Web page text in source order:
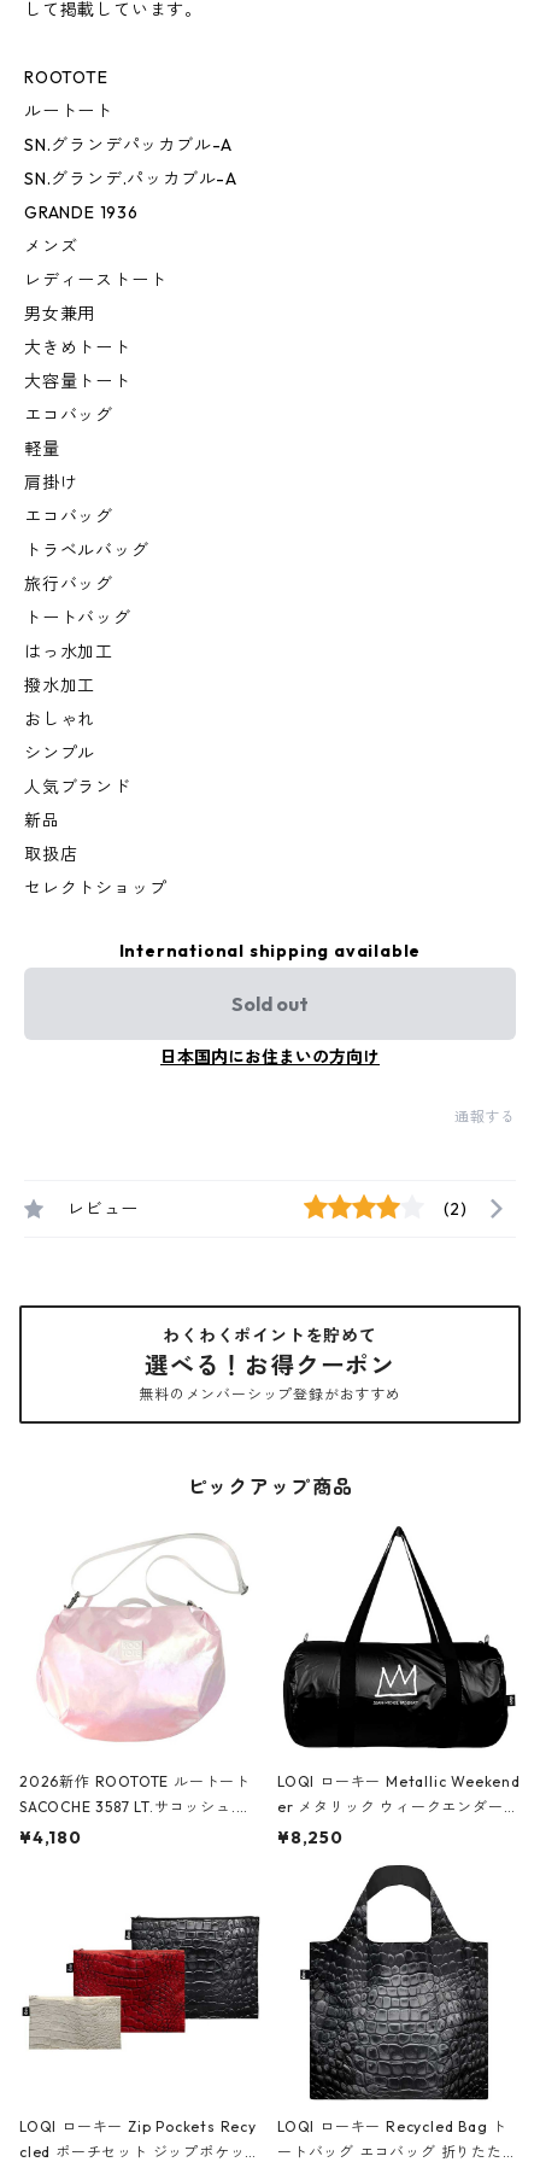
して掲載しています。
ROOTOTE
ルートート
SN.グランデパッカブル-A
SN.グランデ.パッカブル-A
GRANDE 1936
メンズ
レディーストート
男女兼用
大きめトート
大容量トート
エコバッグ
軽量
肩掛け
エコバッグ
トラベルバッグ
旅行バッグ
トートバッグ
はっ水加工
撥水加工
おしゃれ
シンプル
人気ブランド
新品
取扱店
セレクトショップ
International shipping available
Sold out
日本国内にお住まいの方向け
通報する
レビュー (2)
わくわくポイントを貯めて
選べる！お得クーポン
無料のメンバーシップ登録がおすすめ
ピックアップ商品
2026新作 ROOTOTE ルートート
SACOCHE 3587 LT.サコッシュ.ル
ミエ-B ショルダーバッグ グロスピ
¥4,180
LOQI ローキー Metallic Weekend
er メタリック ウィークエンダー
ボストンバッグ ショルダーバッグ
Black ジャン=ミッシェル・バスキ
ア/クラウン ブラック
¥8,250
LOQI ローキー Zip Pockets Recy
cled ポーチセット ジップポケット
LOQI ローキー Recycled Bag ト
ートバッグ エコバッグ 折りたたみ